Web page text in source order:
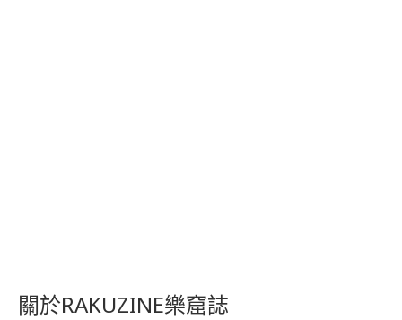
關於RAKUZINE樂窟誌